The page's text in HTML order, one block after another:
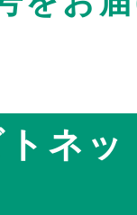
ネッ